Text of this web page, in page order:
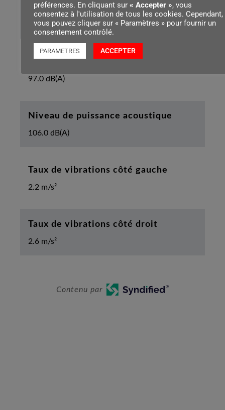
Longueur de l’appareil avec lame
133 cm
Niveau de pression sonore
97.0 dB(A)
Niveau de puissance acoustique
106.0 dB(A)
Taux de vibrations côté gauche
2.2 m/s²
Taux de vibrations côté droit
2.6 m/s²
Contenu par
préférences. En cliquant sur « Accepter », vous
consentez à l'utilisation de tous les cookies. Cependant,
vous pouvez cliquer sur « Paramètres » pour fournir un
consentement contrôlé.
PARAMETRES ACCEPTER